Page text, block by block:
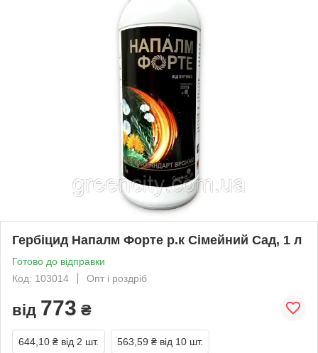
Гербіцид Напалм Форте р.к Сімейний Сад, 1 л
Готово до відправки
Код: 103014
Опт і роздріб
від 773 ₴
644,10 ₴ від 2 шт. 563,59 ₴ від 10 шт.